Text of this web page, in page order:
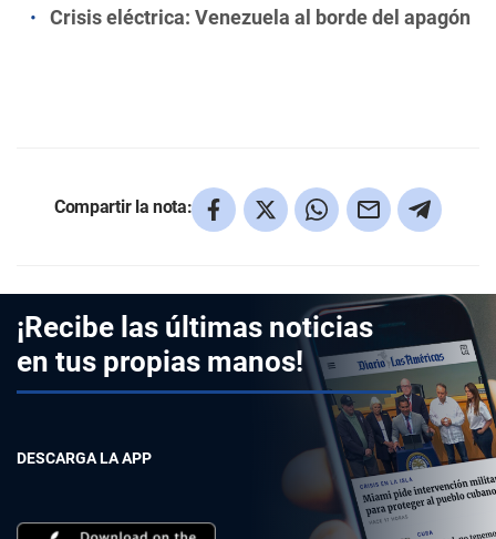
Crisis eléctrica: Venezuela al borde del apagón
Compartir la nota:
¡Recibe las últimas noticias
en tus propias manos!
DESCARGA LA APP